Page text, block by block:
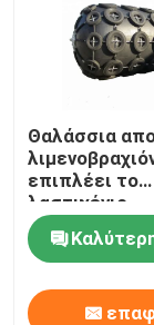
Θαλάσσια
επιπλέει το
λαστιχένιο
κιγκλίδωμα
50 Kpa